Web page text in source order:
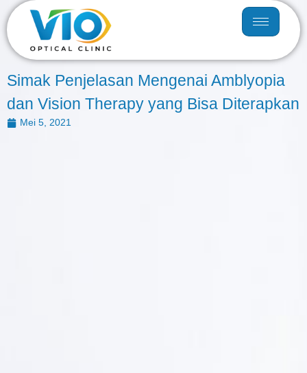
Simak Penjelasan Mengenai Amblyopia
dan Vision Therapy yang Bisa Diterapkan
Mei 5, 2021